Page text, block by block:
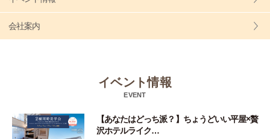
会社案内
イベント情報
EVENT
【あなたはどっち派？】ちょうどいい平屋×贅
沢ホテルライク…